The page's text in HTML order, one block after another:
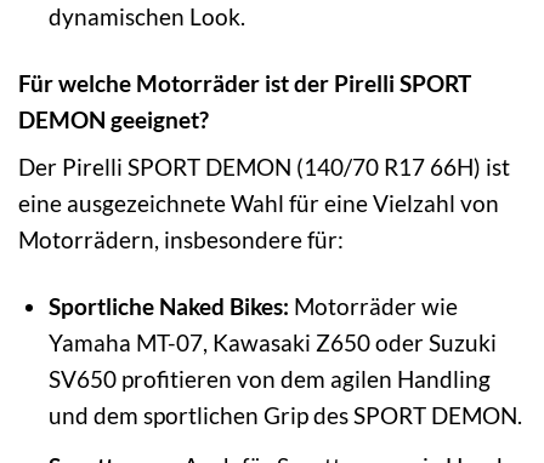
dynamischen Look.
Für welche Motorräder ist der Pirelli SPORT
DEMON geeignet?
Der Pirelli SPORT DEMON (140/70 R17 66H) ist
eine ausgezeichnete Wahl für eine Vielzahl von
Motorrädern, insbesondere für:
Sportliche Naked Bikes: Motorräder wie
Yamaha MT-07, Kawasaki Z650 oder Suzuki
SV650 profitieren von dem agilen Handling
und dem sportlichen Grip des SPORT DEMON.